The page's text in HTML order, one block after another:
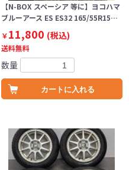
【N-BOX スペーシア 等に】ヨコハマ
ブルーアース ES ES32 165/55R15…
￥11,800 (税込)
送料無料
数量
カートに入れる